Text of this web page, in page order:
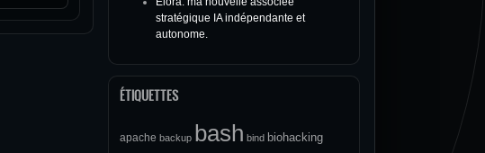
stratégique IA indépendante et
autonome.
ÉTIQUETTES
apache backup bash bind biohacking